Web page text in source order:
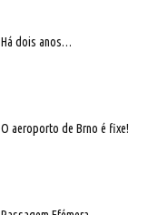
Há dois anos…
O aeroporto de Brno é fixe!